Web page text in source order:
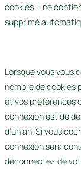
cookies. Il ne
supprimé
Lorsque vous vous
nombre de cookies
et vos préférences
connexion est de
d’un an. Si vous
connexion sera
déconnectez de